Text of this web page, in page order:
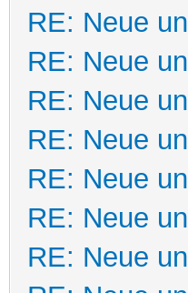
RE: Neue
RE: Neue
RE: Neue
RE: Neue
RE: Neue
RE: Neue
RE: Neue